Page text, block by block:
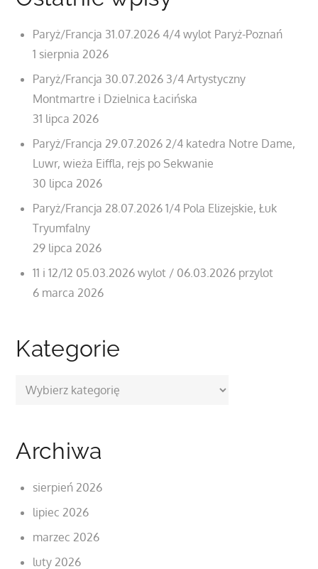
Paryż/Francja 31.07.2026 4/4 wylot Paryż-Poznań
1 sierpnia 2026
Paryż/Francja 30.07.2026 3/4 Artystyczny
Montmartre i Dzielnica Łacińska
31 lipca 2026
Paryż/Francja 29.07.2026 2/4 katedra Notre Dame,
Luwr, wieża Eiffla, rejs po Sekwanie
30 lipca 2026
Paryż/Francja 28.07.2026 1/4 Pola Elizejskie, Łuk
Tryumfalny
29 lipca 2026
11 i 12/12 05.03.2026 wylot / 06.03.2026 przylot
6 marca 2026
Kategorie
Kategorie
Archiwa
sierpień 2026
lipiec 2026
marzec 2026
luty 2026